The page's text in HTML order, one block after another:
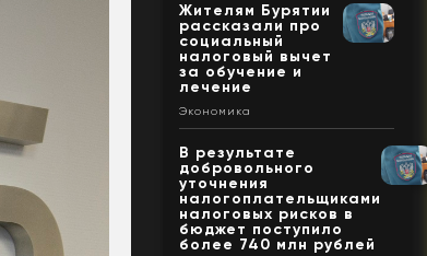
Жителям Бурятии
рассказали про
социальный
налоговый вычет
за обучение и
лечение
Экономика
В результате
добровольного
уточнения
налогоплательщиками
налоговых рисков в
бюджет поступило
более 740 млн рублей